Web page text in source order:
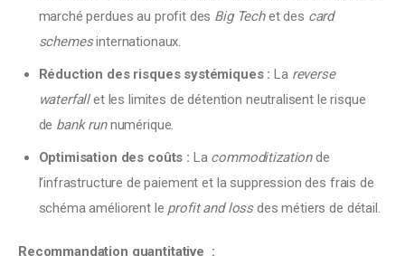
marché perdues au profit des Big Techet des card
schemesinternationaux.
Réduction des risques systémiques : La reverse
waterfallet les limites de détention neutralisent le risque
de bank runnumérique.
Optimisation des coûts : La commoditizationde
l’infrastructure de paiement et la suppression des frais de
schéma améliorent le profit and lossdes métiers de détail.
Recommandation quantitative  :